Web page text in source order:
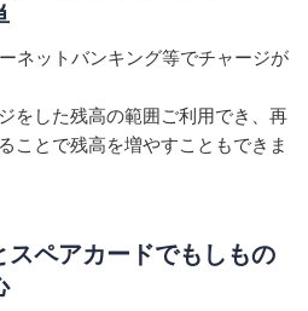
ネットバンキング等でチャージが
をした残高の範囲ご利用でき、再
ことで残高を増やすこともできま
スペアカードでもしもの